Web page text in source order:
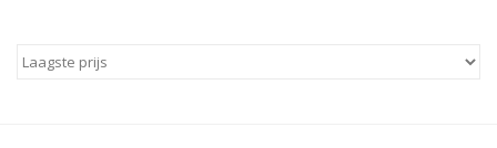
Barneveldse specialiteiten